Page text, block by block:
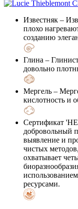
Известняк –
плохо
созданию
Глина –
довольно
Мергель –
кислотность и
Сертификат
добровольный
выявление и
чистых
охватывает
ресурсами.